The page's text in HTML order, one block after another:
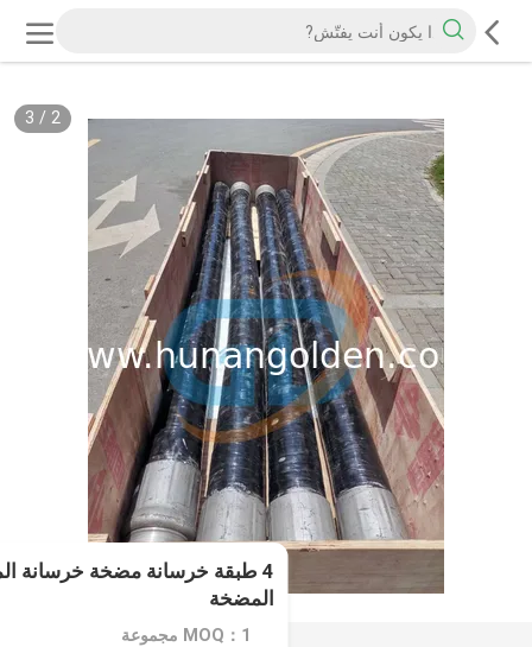
2
/
3
4 طبقة خرسانة مضخة خرسانة
المضخة
MOQ：1 مجموعة